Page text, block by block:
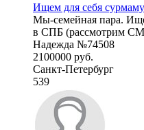
Ищем для себя сурмаму
Мы-семейная пара.
в СПБ (рассмотрим СМ
Надежда №74508
2100000 руб.
Санкт-Петербург
539